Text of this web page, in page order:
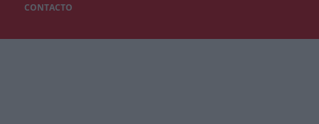
CONTACTO